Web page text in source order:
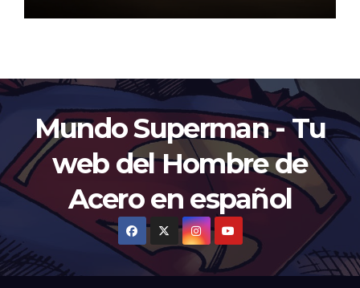
Mundo Superman - Tu
web del Hombre de
Acero en español